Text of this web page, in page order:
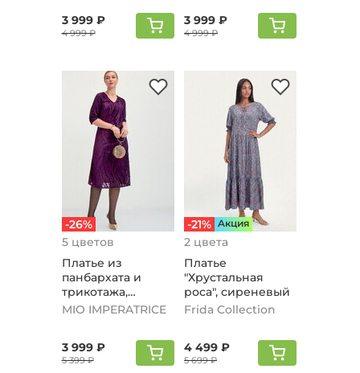
3 999 ₽
4 999 ₽
3 999 ₽
4 999 ₽
-26%
5 цветов
Платье из
панбархата и
трикотажа,
фиолетовый
MIO IMPERATRICE
3 999 ₽
5 399 ₽
-21% Aкция
2 цвета
Платье
"Хрустальная
роса", сиреневый
Frida Collection
4 499 ₽
5 699 ₽